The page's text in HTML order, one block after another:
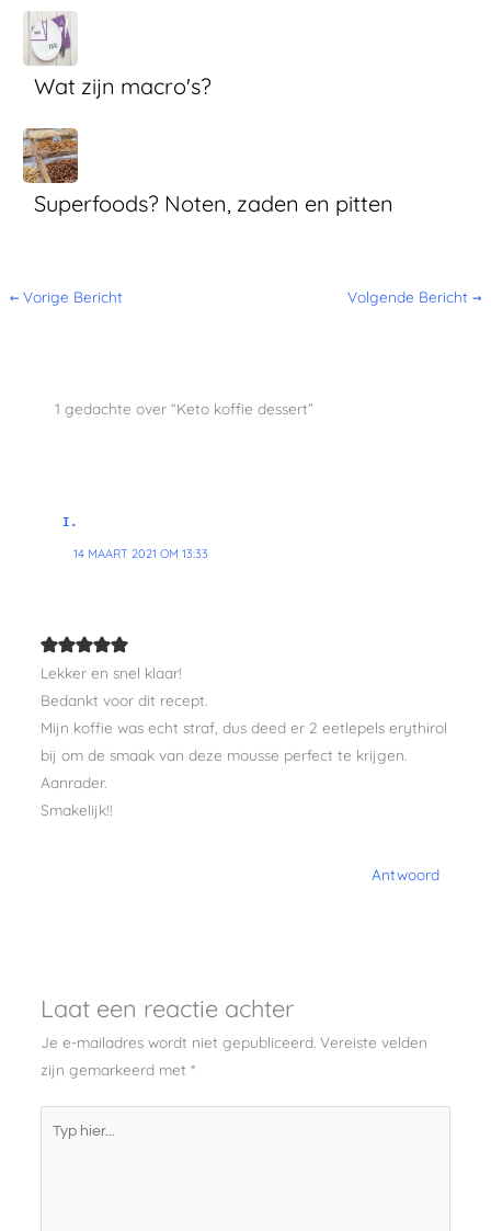
Wat zijn macro's?
Superfoods? Noten, zaden en pitten
← Vorige Bericht Volgende Bericht →
1 gedachte over “Keto koffie dessert”
I.
14 MAART 2021 OM 13:33
Lekker en snel klaar!
Bedankt voor dit recept.
Mijn koffie was echt straf, dus deed er 2 eetlepels erythirol
bij om de smaak van deze mousse perfect te krijgen.
Aanrader.
Smakelijk!!
Antwoord
Laat een reactie achter
Je e-mailadres wordt niet gepubliceerd. Vereiste velden
zijn gemarkeerd met *